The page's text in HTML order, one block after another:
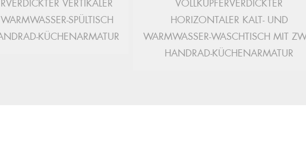
VERTIKALER
SPÜLTISCH
KÜCHENARMATUR
VOLLKUPFERVERDICKTER
HORIZONTALER KALT- UND
WARMWASSER-WASCHTISCH MIT
HANDRAD-KÜCHENARMATUR